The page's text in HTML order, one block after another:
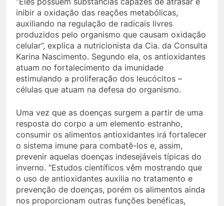
inibir a oxidação das reações metabólicas,
auxiliando na regulação de radicais livres
produzidos pelo organismo que causam oxidação
celular”, explica a nutricionista da Cia. da Consulta
Karina Nascimento. Segundo ela, os antioxidantes
atuam no fortalecimento da imunidade
estimulando a proliferação dos leucócitos –
células que atuam na defesa do organismo.
Uma vez que as doenças surgem a partir de uma
resposta do corpo a um elemento estranho,
consumir os alimentos antioxidantes irá fortalecer
o sistema imune para combatê-los e, assim,
prevenir aquelas doenças indesejáveis típicas do
inverno. “Estudos científicos vêm mostrando que
o uso de antioxidantes auxilia no tratamento e
prevenção de doenças, porém os alimentos ainda
nos proporcionam outras funções benéficas,